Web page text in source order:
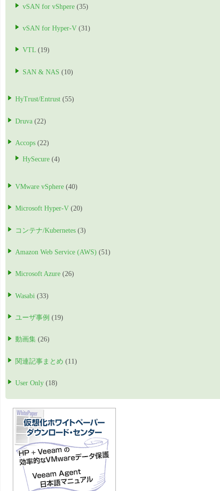
vSAN for vShpere (35)
vSAN for Hyper-V (31)
VTL (19)
SAN & NAS (10)
HyTrust/Entrust (55)
Druva (22)
Accops (22)
HySecure (4)
VMware vSphere (40)
Microsoft Hyper-V (20)
コンテナ/Kubernetes (3)
Amazon Web Service (AWS) (51)
Microsoft Azure (26)
Wasabi (33)
ユーザ事例 (19)
動画集 (26)
関連記事まとめ (11)
User Only (18)